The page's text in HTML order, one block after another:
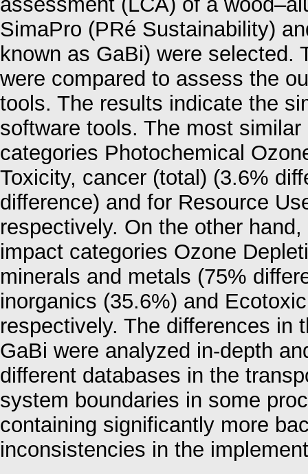
SimaPro (PRé Sustainability)
known as GaBi) were selected.
were compared to assess the
tools. The results indicate the
software tools. The most
categories Photochemical
Toxicity, cancer (total) (3.6%
difference) and for Resource
respectively. On the other
impact categories Ozone
minerals and metals (75%
inorganics (35.6%) and
respectively. The differences in
GaBi were analyzed in-depth
different databases in the
system boundaries in some
containing significantly more
inconsistencies in the